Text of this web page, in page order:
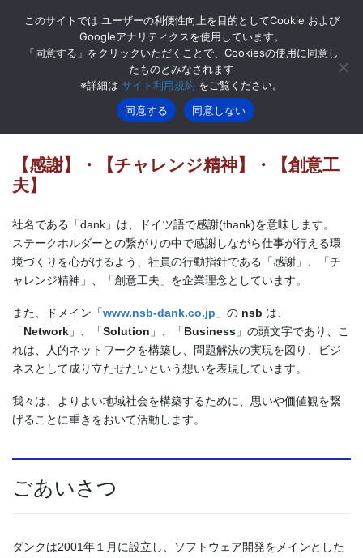
企業理念
【感謝】・【チャレンジ精神】・【創意工
夫】
社名である「dank」は、ドイツ語で感謝(thank)を意味します。
ステークホルダーとの繋がりの中で感謝しながら仕事が行える環
境づくりを心がけるよう、社員の行動指針である「感謝」、「チ
ャレンジ精神」、「創意工夫」を企業理念としています。
また、ドメイン「www.nsb-dank.co.jp 」の nsb は、
「Network 」、「Solution 」、「Business 」の頭文字であり、こ
れは、人的ネットワークを構築し、問題解決の実現を図り、ビジ
ネスとして成り立たせたいという想いを表現しています。
我々は、よりよい地域社会を構築するために、思いや価値観を繋
げることに重きをおいて活動します。
ごあいさつ
ダンクは2001年１月に設立し、ソフトウェア開発をメインとした
このサイトでは ユーザーの利便性向上を目的としてCookie および
Googleアナリティクスを使用しています。
「同意する」をクリックいただくことで、Cookiesの使用に同意し
たものとみなされます
※詳細は サイト利用規約 をご覧ください。
同意する
同意しない